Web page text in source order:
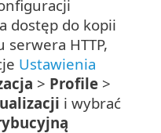
dostęp do kopii
HTTP,
Ustawienia
> Profile >
i wybrać